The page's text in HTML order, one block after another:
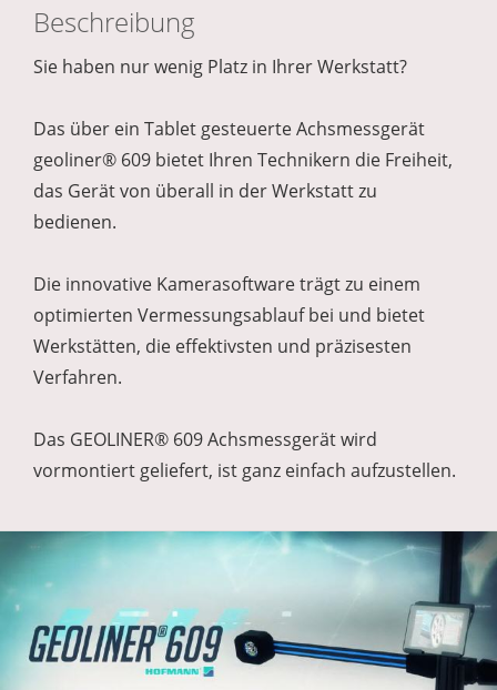
Beschreibung
Sie haben nur wenig Platz in Ihrer Werkstatt?
Das über ein Tablet gesteuerte Achsmessgerät
geoliner® 609 bietet Ihren Technikern die Freiheit,
das Gerät von überall in der Werkstatt zu
bedienen.
Die innovative Kamerasoftware trägt zu einem
optimierten Vermessungsablauf bei und bietet
Werkstätten, die effektivsten und präzisesten
Verfahren.
Das GEOLINER® 609 Achsmessgerät wird
vormontiert geliefert, ist ganz einfach aufzustellen.